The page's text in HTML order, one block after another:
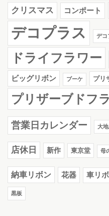
クリスマス コンポート
デコプラス デコ
ドライフラワー
ビッグリボン ブーケ プリ
プリザーブドフ
営業日カレンダー 大
店休日 新作 東京堂 母
納車リボン 花器 車リ
黒板